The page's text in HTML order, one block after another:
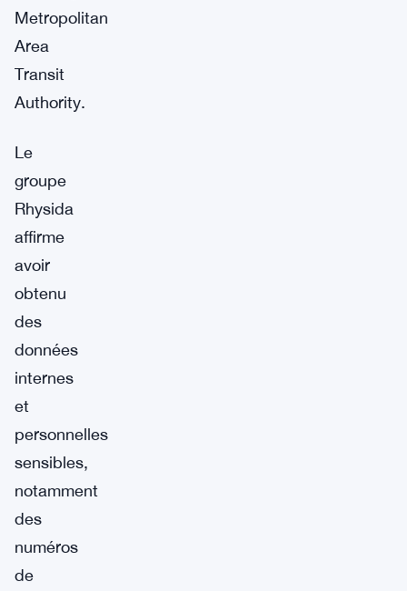
Metropolitan
Area
Transit
Authority.
Le
groupe
Rhysida
affirme
avoir
obtenu
des
données
internes
et
personnelles
sensibles,
notamment
des
numéros
de